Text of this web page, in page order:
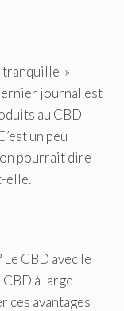
tranquille' »
journal est
au CBD
un peu
pourrait dire
elle.
CBD avec le
à large
ces avantages